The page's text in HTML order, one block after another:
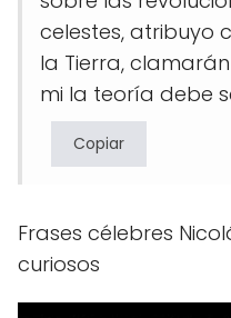
celestes, atribuyo
la Tierra,
mi la teoría debe
Copiar
Frases célebres
curiosos